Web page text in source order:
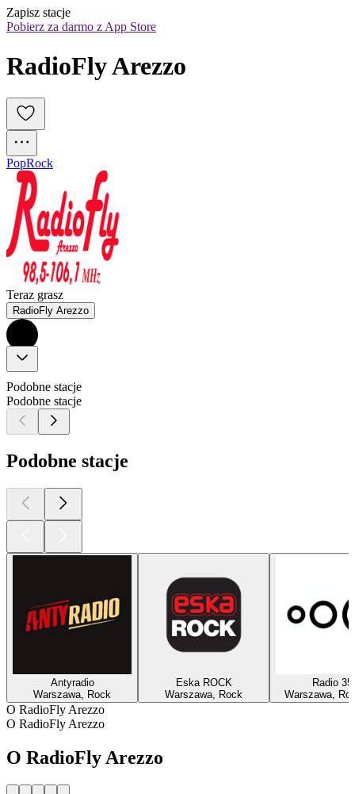
Zapisz stacje
Pobierz za darmo z App Store
RadioFly Arezzo
PopRock
Teraz grasz
RadioFly Arezzo
Podobne stacje
Podobne stacje
Podobne stacje
Antyradio
Warszawa, Rock
Eska ROCK
Warszawa, Rock
Radio
Warszawa,
O RadioFly Arezzo
O RadioFly Arezzo
O RadioFly Arezzo